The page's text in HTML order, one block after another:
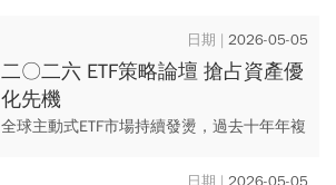
薪通知單」！ 最受矚目的莫過於擁有 157 萬
股民的國...
2026-05-05
二〇二六 ETF策略論壇 搶占資產優
化先機
全球主動式ETF市場持續發燙，過去十年年複
元年，經過一年的試煉表現亮眼，規模突破